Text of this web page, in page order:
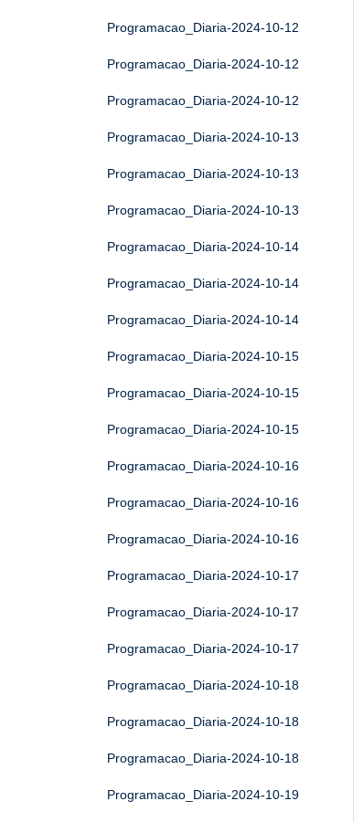
Programacao_Diaria-2024-10-12
Programacao_Diaria-2024-10-12
Programacao_Diaria-2024-10-12
Programacao_Diaria-2024-10-13
Programacao_Diaria-2024-10-13
Programacao_Diaria-2024-10-13
Programacao_Diaria-2024-10-14
Programacao_Diaria-2024-10-14
Programacao_Diaria-2024-10-14
Programacao_Diaria-2024-10-15
Programacao_Diaria-2024-10-15
Programacao_Diaria-2024-10-15
Programacao_Diaria-2024-10-16
Programacao_Diaria-2024-10-16
Programacao_Diaria-2024-10-16
Programacao_Diaria-2024-10-17
Programacao_Diaria-2024-10-17
Programacao_Diaria-2024-10-17
Programacao_Diaria-2024-10-18
Programacao_Diaria-2024-10-18
Programacao_Diaria-2024-10-18
Programacao_Diaria-2024-10-19